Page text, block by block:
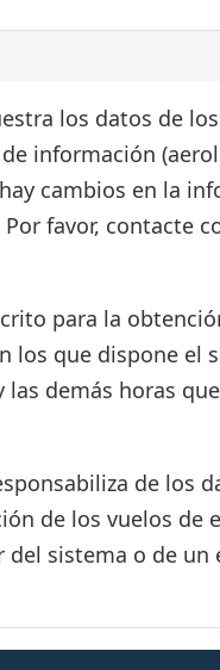
los datos de
información
cambios en la
favor, contacte
para la
los que dispone el
demás horas
de los
de los vuelos de
sistema o de un